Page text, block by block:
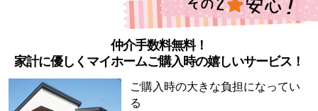
仲介手数料無料！
家計に優しくマイホームご購入時の嬉しいサービス！
ご購入時の大きな負担になってい
る